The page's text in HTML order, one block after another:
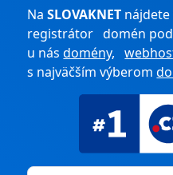
NaSLOVAKNET nájdete
registrátor domén
u násdomény,
s najväčším výberom